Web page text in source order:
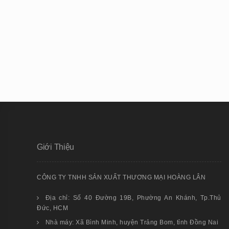
Giới Thiệu
CÔNG TY TNHH SẢN XUẤT THƯƠNG MẠI HOÀNG LÂN
Địa chỉ: Số 40 Đường 19B, Phường An Khánh, Tp.Thủ
Đức, HCM
Nhà máy: Xã Bình Minh, huyện Trảng Bom, tỉnh Đồng Nai